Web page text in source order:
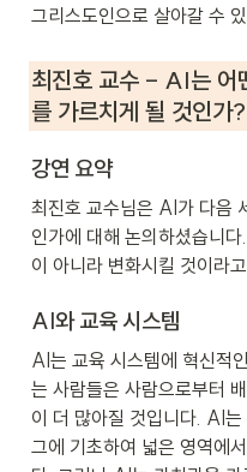
그리스도인으로 살아갈 수
최진호 교수 - AI는 어
를 가르치게 될 것인가?
강연 요약
최진호 교수님은 AI가 다음
인가에 대해 논의하셨습니
이 아니라 변화시킬 것이라
AI와 교육 시스템
AI는 교육 시스템에 혁신적
는 사람들은 사람으로부터
이 더 많아질 것입니다. AI
그에 기초하여 넓은 영역에